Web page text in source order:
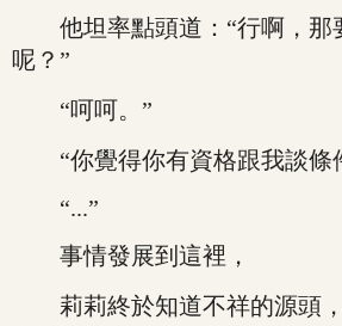
他坦率點頭道：“行啊，那
呢？”
“呵呵。”
“你覺得你有資格跟我談條
“...”
事情發展到這裡，
莉莉終於知道不祥的源頭，